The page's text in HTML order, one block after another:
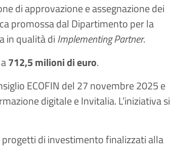
di approvazione e assegnazione dei
promossa dal Dipartimento per la
in qualità diImplementing Partner.
712,5 milioni di euro.
ECOFIN del 27 novembre 2025 e
digitale e Invitalia. L’iniziativa si
di investimento finalizzati alla